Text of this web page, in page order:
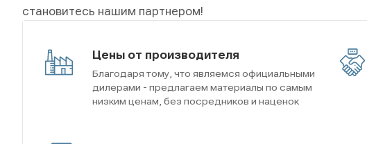
становитесь нашим партнером!
Цены от производителя
Благодаря тому, что являемся официальными
дилерами - предлагаем материалы по самым
низким ценам, без посредников и наценок